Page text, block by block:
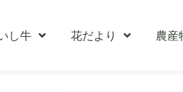
し牛 花だより 農産